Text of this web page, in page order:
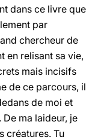
dans ce livre que
par
chercheur de
en relisant sa vie,
mais incisifs
de ce parcours, il
de moi et
ma laideur, je
créatures. Tu